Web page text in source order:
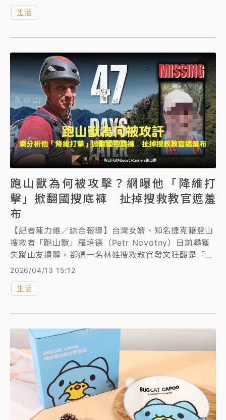
寬法規限制、不肯開放？對此，交通部回應車主陳情時
規範，目前法規環境已經就緒，然而台灣特斯拉至今
「尚未正式遞件申請」。網友恍然大悟，這可能才是
FSD遲遲未能登台的真正主因。
生活
跑山獸為何被攻擊？網曝他「降維打
擊」掀翻國搜底褲 扯掉搜救教官遮羞
布
【記者陳力維／綜合報導】台灣女婿、知名捷克籍登山
搜救者「跑山獸」羅培德（Petr Novotny）日前尋獲
失蹤山友遺體，卻遭一名林姓搜救教官發文狂酸是「賞
金獵人」，結果該名教官言論反遭砲轟、引發社會譁
然。對此，有網友分析指出，跑山獸之所以遭到攻訐，
是因為他憑藉「科技數據」與「自媒體」的降維打擊，
期依賴資訊不對稱所建立的「和諧生態系」，扯下既得
利益者的遮羞布，擋人財路。更牽扯出消防署高達7.5
億元的山域救援計畫，消防署為此緊急出面回應，強調
已交由政風調查，且絕不會刻意排除特定人員參與救
援。
2026/04/13 15:12
生活